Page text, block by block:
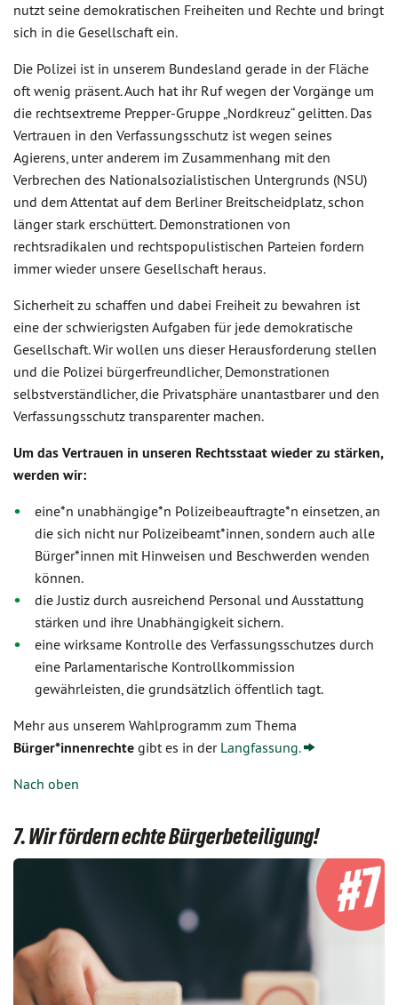
nutzt seine demokratischen Freiheiten und Rechte und bringt
sich in die Gesellschaft ein.
Die Polizei ist in unserem Bundesland gerade in der Fläche
oft wenig präsent. Auch hat ihr Ruf wegen der Vorgänge um
die rechtsextreme Prepper-Gruppe „Nordkreuz“ gelitten. Das
Vertrauen in den Verfassungsschutz ist wegen seines
Agierens, unter anderem im Zusammenhang mit den
Verbrechen des Nationalsozialistischen Untergrunds (NSU)
und dem Attentat auf dem Berliner Breitscheidplatz, schon
länger stark erschüttert. Demonstrationen von
rechtsradikalen und rechtspopulistischen Parteien fordern
immer wieder unsere Gesellschaft heraus.
Sicherheit zu schaffen und dabei Freiheit zu bewahren ist
eine der schwierigsten Aufgaben für jede demokratische
Gesellschaft. Wir wollen uns dieser Herausforderung stellen
und die Polizei bürgerfreundlicher, Demonstrationen
selbstverständlicher, die Privatsphäre unantastbarer und den
Verfassungsschutz transparenter machen.
Um das Vertrauen in unseren Rechtsstaat wieder zu stärken,
werden wir:
eine*n unabhängige*n Polizeibeauftragte*n einsetzen, an
die sich nicht nur Polizeibeamt*innen, sondern auch alle
Bürger*innen mit Hinweisen und Beschwerden wenden
können.
die Justiz durch ausreichend Personal und Ausstattung
stärken und ihre Unabhängigkeit sichern.
eine wirksame Kontrolle des Verfassungsschutzes durch
eine Parlamentarische Kontrollkommission
gewährleisten, die grundsätzlich öffentlich tagt.
Mehr aus unserem Wahlprogramm zum Thema
Bürger*innenrechte gibt es in der Langfassung.
Nach oben
7. Wir fördern echte Bürgerbeteiligung!